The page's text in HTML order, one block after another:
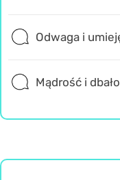
Odwaga i
Mądrość i